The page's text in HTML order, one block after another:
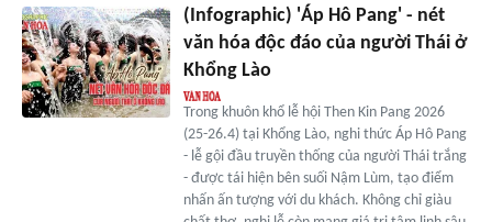
(Infographic) 'Áp Hô Pang' - nét
văn hóa độc đáo của người Thái ở
Khổng Lào
Trong khuôn khổ lễ hội Then Kin Pang 2026
(25-26.4) tại Khổng Lào, nghi thức Áp Hô Pang
- lễ gội đầu truyền thống của người Thái trắng
- được tái hiện bên suối Nậm Lùm, tạo điểm
nhấn ấn tượng với du khách. Không chỉ giàu